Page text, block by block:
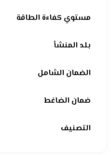
مستوي كفاءة الطاقة
بلد المنشأ
الضمان الشامل
ضمان الضاغط
التصنيف